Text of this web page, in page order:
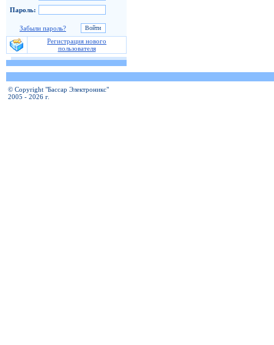
Пароль:
Забыли пароль?
Регистрация нового
пользователя
© Copyright "Бассар Электроникс"
2005 - 2026 г.